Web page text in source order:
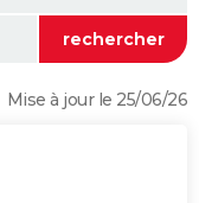
Mise à jour le 25/06/26